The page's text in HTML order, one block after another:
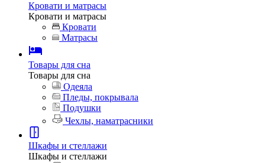
Кровати и матрасы
Кровати и матрасы
Кровати
Матрасы
Товары для сна
Товары для сна
Одеяла
Пледы, покрывала
Подушки
Чехлы, наматрасники
Шкафы и стеллажи
Шкафы и стеллажи